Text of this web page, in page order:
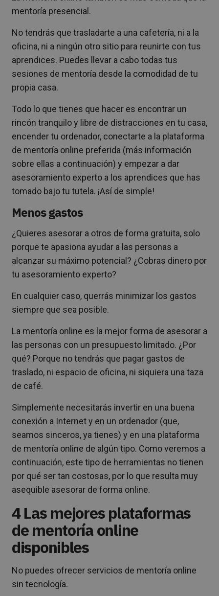
mentoría presencial.
No tendrás que trasladarte a una cafetería, ni a la
oficina, ni a ningún otro sitio para reunirte con tus
aprendices. Puedes llevar a cabo todas tus
sesiones de mentoría desde la comodidad de tu
propia casa.
Todo lo que tienes que hacer es encontrar un
rincón tranquilo y libre de distracciones en tu casa,
encender tu ordenador, conectarte a la plataforma
de mentoría online preferida (más información
sobre ellas a continuación) y empezar a dar
asesoramiento experto a los aprendices que has
tomado bajo tu tutela. ¡Así de simple!
Menos gastos
¿Quieres asesorar a otros de forma gratuita, solo
porque te apasiona ayudar a las personas a
alcanzar su máximo potencial? ¿Cobras dinero por
tu asesoramiento experto?
En cualquier caso, querrás minimizar los gastos
siempre que sea posible.
La mentoría online es la mejor forma de asesorar a
las personas con un presupuesto limitado. ¿Por
qué? Porque no tendrás que pagar gastos de
traslado, ni espacio de oficina, ni siquiera una taza
de café.
Simplemente necesitarás invertir en una buena
conexión a Internet y en un ordenador (que,
seamos sinceros, ya tienes) y en una plataforma
de mentoría online de algún tipo. Como veremos a
continuación, este tipo de herramientas no tienen
por qué ser tan costosas, por lo que resulta muy
asequible asesorar de forma online.
4 Las mejores plataformas
de mentoría online
disponibles
No puedes ofrecer servicios de mentoría online
sin tecnología.